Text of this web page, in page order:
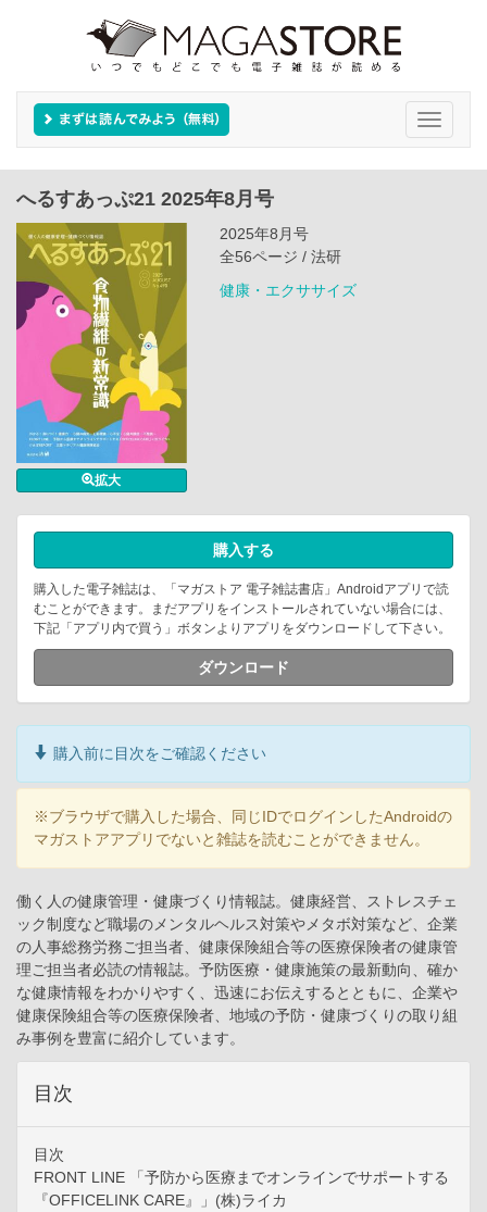
Toggle
へるすあっぷ21 2025年8月号
拡大
2025年8月号
全56ページ / 法研
健康・エクササイズ
購入する
購入した電子雑誌は、「マガストア 電子雑誌書店」Androidアプリで読
むことができます。まだアプリをインストールされていない場合には、
下記「アプリ内で買う」ボタンよりアプリをダウンロードして下さい。
ダウンロード
購入前に目次をご確認ください
※ブラウザで購入した場合、同じIDでログインしたAndroidの
マガストアアプリでないと雑誌を読むことができません。
働く人の健康管理・健康づくり情報誌。健康経営、ストレスチェ
ック制度など職場のメンタルヘルス対策やメタボ対策など、企業
の人事総務労務ご担当者、健康保険組合等の医療保険者の健康管
理ご担当者必読の情報誌。予防医療・健康施策の最新動向、確か
な健康情報をわかりやすく、迅速にお伝えするとともに、企業や
健康保険組合等の医療保険者、地域の予防・健康づくりの取り組
み事例を豊富に紹介しています。
目次
目次
FRONT LINE 「予防から医療までオンラインでサポートする
『OFFICELINK CARE』」(株)ライカ